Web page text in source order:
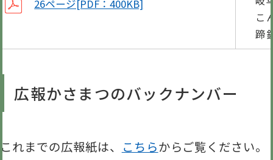
26ページ[PDF：400KB]
こ
蹄
広報かさまつのバックナンバー
これまでの広報紙は、 こちらからご覧ください。